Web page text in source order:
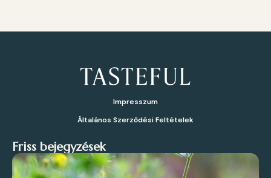
Impresszum
Általános Szerződési Feltételek
Friss bejegyzések